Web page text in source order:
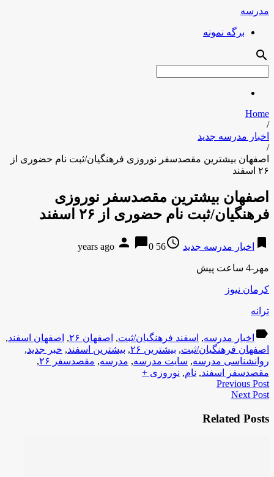
مدرسه
برگه نمونه
search
Home
/
اخبار مدرسه جدید
/
اصفهان بیشترین مقصدسفر نوروزی فرهنگیان/ثبت نام حضوری از
۲۶ اسفند
اصفهان بیشترین مقصدسفر نوروزی
فرهنگیان/ثبت نام حضوری از ۲۶ اسفند
bookmark اخبار مدرسه جدید access_time
56 years ago
person chat_bubble0
مهر-4 ساعت پیش
کرمان نیوز
ترانه
label اخبار مدرسه, اسفند فرهنگیان/ثبت, اصفهان ۲۶ , اصفهان اسفند,
اصفهان فرهنگیان/ثبت, بیشترین ۲۶ , بیشترین اسفند, خبر جدید,
روانشناسی مدرسه, سایت مدرسه, مدرسه, مقصدسفر ۲۶
,
مقصدسفر اسفند, نام, نوروزی +
Previous Post
Next Post
Related Posts